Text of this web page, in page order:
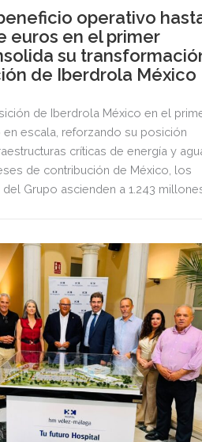
operativo
euros en el primer
su
de Iberdrola México
de Iberdrola México en el
escala, reforzando su posición
críticas de energía y
de contribución de México, los
Grupo ascienden a 1.243